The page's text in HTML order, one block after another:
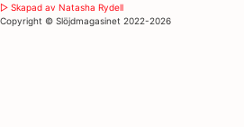
▷ Skapad av Natasha Rydell
Copyright ©️ Slöjdmagasinet 2022-2026